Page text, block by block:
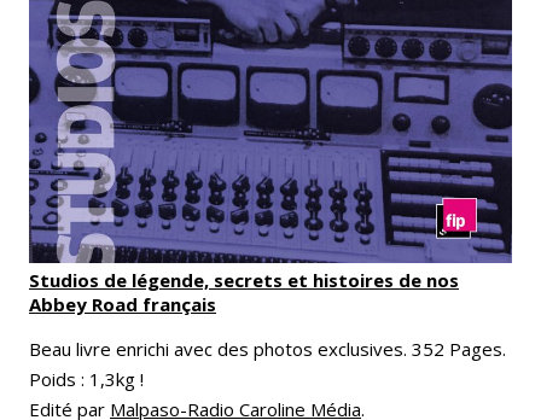
Studios de légende, secrets et histoires de nos
Abbey Road français
Beau livre enrichi avec des photos exclusives. 352 Pages.
Poids : 1,3kg !
Edité par Malpaso-Radio Caroline Média.